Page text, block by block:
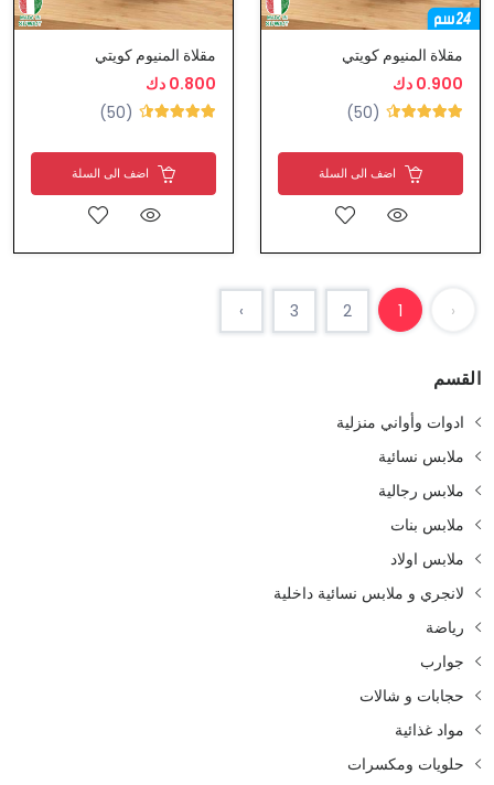
مقلاة المنيوم كويتي
0.900 دك
(50)
اضف الى السلة
مقلاة المنيوم كويتي
0.800 دك
(50)
اضف الى السلة
‹
1
2
3
›
القسم
ادوات وأواني منزلية
ملابس نسائية
ملابس رجالية
ملابس بنات
ملابس اولاد
لانجري و ملابس نسائية داخلية
رياضة
جوارب
حجابات و شالات
مواد غذائية
حلويات ومكسرات